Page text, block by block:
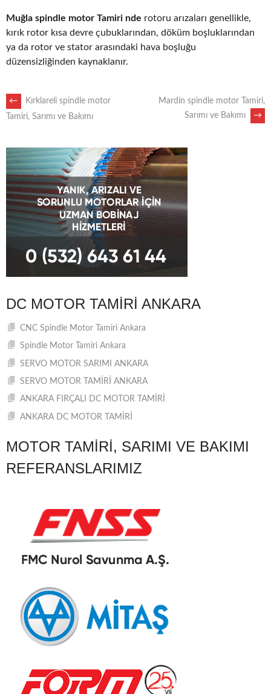
Muğla spindle motor Tamiri nde rotoru arızaları genellikle,
kırık rotor kısa devre çubuklarından, döküm boşluklarından
ya da rotor ve stator arasındaki hava boşluğu
düzensizliğinden kaynaklanır.
POST
NAVIGATION
←
Kırklareli spindle motor
Tamiri, Sarımı ve Bakımı
Mardin spindle motor Tamiri,
Sarımı ve Bakımı
→
DC MOTOR TAMIRI ANKARA
CNC Spindle Motor Tamiri Ankara
Spindle Motor Tamiri Ankara
SERVO MOTOR SARIMI ANKARA
SERVO MOTOR TAMİRİ ANKARA
ANKARA FIRÇALI DC MOTOR TAMİRİ
ANKARA DC MOTOR TAMİRİ
MOTOR TAMIRI, SARIMI VE BAKIMI
REFERANSLARIMIZ